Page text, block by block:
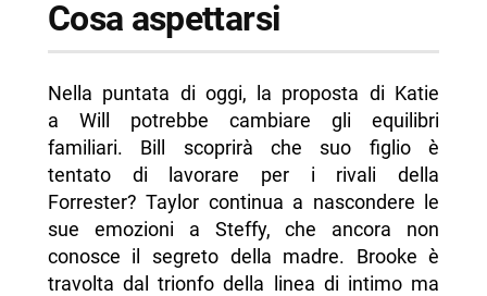
Cosa aspettarsi
Nella puntata di oggi, la proposta di Katie
a Will potrebbe cambiare gli equilibri
familiari. Bill scoprirà che suo figlio è
tentato di lavorare per i rivali della
Forrester? Taylor continua a nascondere le
sue emozioni a Steffy, che ancora non
conosce il segreto della madre. Brooke è
travolta dal trionfo della linea di intimo ma